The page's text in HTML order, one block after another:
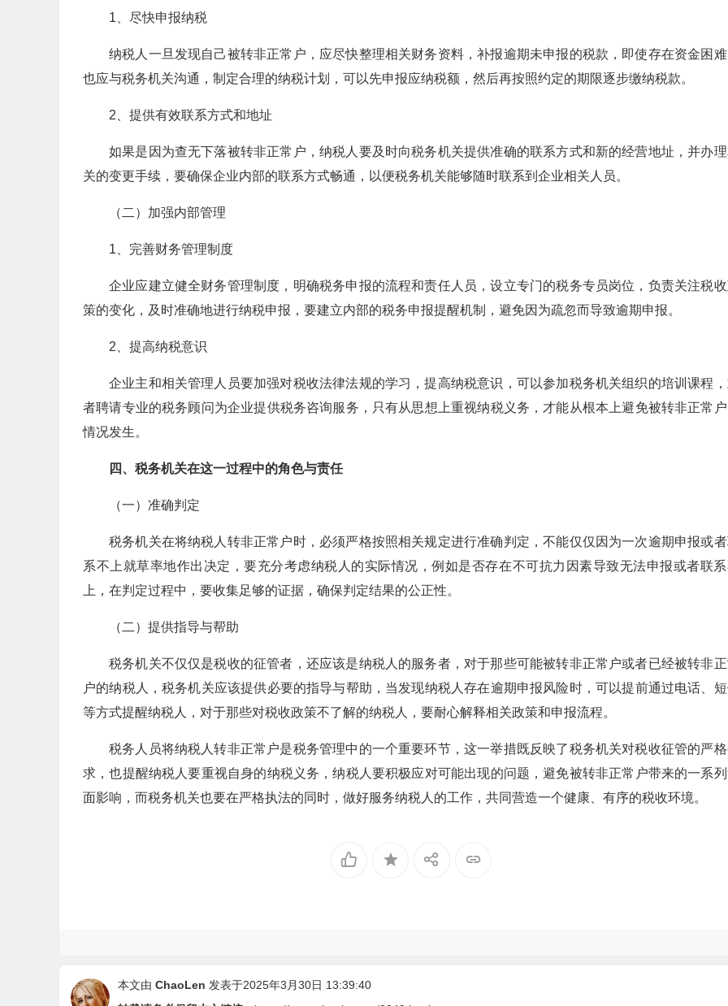
1、尽快申报纳税
纳税人一旦发现自己被转非正常户，应尽快整理相关财务资料，补报逾期未申报的税款，即使存在资金困
也应与税务机关沟通，制定合理的纳税计划，可以先申报应纳税额，然后再按照约定的期限逐步缴纳税款。
2、提供有效联系方式和地址
如果是因为查无下落被转非正常户，纳税人要及时向税务机关提供准确的联系方式和新的经营地址，并办
关的变更手续，要确保企业内部的联系方式畅通，以便税务机关能够随时联系到企业相关人员。
（二）加强内部管理
1、完善财务管理制度
企业应建立健全财务管理制度，明确税务申报的流程和责任人员，设立专门的税务专员岗位，负责关注税
策的变化，及时准确地进行纳税申报，要建立内部的税务申报提醒机制，避免因为疏忽而导致逾期申报。
2、提高纳税意识
企业主和相关管理人员要加强对税收法律法规的学习，提高纳税意识，可以参加税务机关组织的培训课程
者聘请专业的税务顾问为企业提供税务咨询服务，只有从思想上重视纳税义务，才能从根本上避免被转非正常
情况发生。
四、税务机关在这一过程中的角色与责任
（一）准确判定
税务机关在将纳税人转非正常户时，必须严格按照相关规定进行准确判定，不能仅仅因为一次逾期申报或
系不上就草率地作出决定，要充分考虑纳税人的实际情况，例如是否存在不可抗力因素导致无法申报或者联
上，在判定过程中，要收集足够的证据，确保判定结果的公正性。
（二）提供指导与帮助
税务机关不仅仅是税收的征管者，还应该是纳税人的服务者，对于那些可能被转非正常户或者已经被转非
户的纳税人，税务机关应该提供必要的指导与帮助，当发现纳税人存在逾期申报风险时，可以提前通过电话、
等方式提醒纳税人，对于那些对税收政策不了解的纳税人，要耐心解释相关政策和申报流程。
税务人员将纳税人转非正常户是税务管理中的一个重要环节，这一举措既反映了税务机关对税收征管的严
求，也提醒纳税人要重视自身的纳税义务，纳税人要积极应对可能出现的问题，避免被转非正常户带来的一系
面影响，而税务机关也要在严格执法的同时，做好服务纳税人的工作，共同营造一个健康、有序的税收环境。
本文由 ChaoLen 发表于2025年3月30日 13:39:40